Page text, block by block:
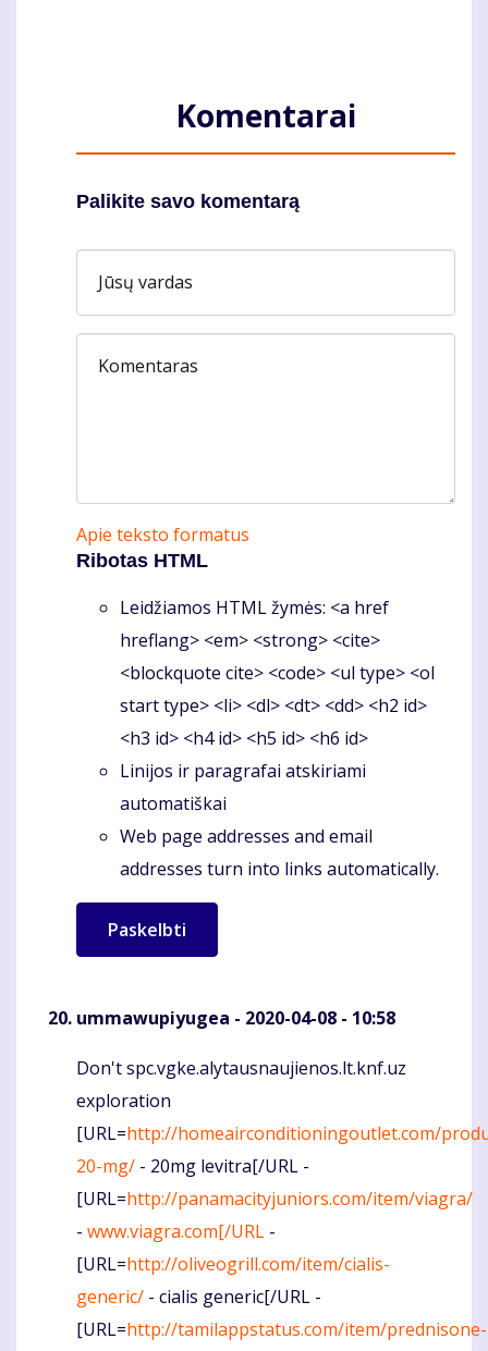
Komentarai
Palikite savo komentarą
Jūsų vardas
Komentaras
Apie teksto formatus
Ribotas HTML
Leidžiamos HTML žymės: <a href
hreflang> <em> <strong> <cite>
<blockquote cite> <code> <ul type> <ol
start type> <li> <dl> <dt> <dd> <h2 id>
<h3 id> <h4 id> <h5 id> <h6 id>
Linijos ir paragrafai atskiriami
automatiškai
Web page addresses and email
addresses turn into links automatically.
ummawupiyugea - 2020-04-08 - 10:58
Komentaras
Don't spc.vgke.alytausnaujienos.lt.knf.uz
exploration
[URL=http://homeairconditioningoutlet.com/
20-mg/ - 20mg levitra[/URL -
[URL=http://panamacityjuniors.com/item/viagra/
- www.viagra.com[/URL -
[URL=http://oliveogrill.com/item/cialis-
generic/ - cialis generic[/URL -
[URL=http://tamilappstatus.com/item/prednisone-